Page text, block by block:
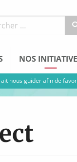
NOS
nous guider afin de